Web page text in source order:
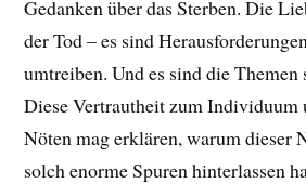
Gedanken über das Sterben. Die
der Tod – es sind
umtreiben. Und es sind die Themen
Diese Vertrautheit zum Individuum
Nöten mag erklären, warum dieser
solch enorme Spuren hinterlassen